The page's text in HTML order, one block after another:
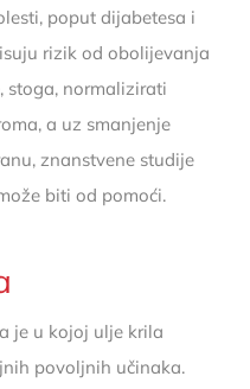
poput dijabetesa i
rizik od obolijevanja
stoga, normalizirati
a uz smanjenje
znanstvene studije
biti od pomoći.
je u kojoj ulje krila
povoljnih učinaka.